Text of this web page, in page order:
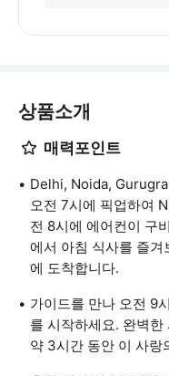
상품소개
매력포인트
Delhi, Noida,
오전 7시에 픽업하여
전 8시에 에어컨이 구
에서 아침 식사를 즐
에 도착합니다.
가이드를 만나 오전 9
를 시작하세요. 완벽
약 3시간 동안 이 사랑